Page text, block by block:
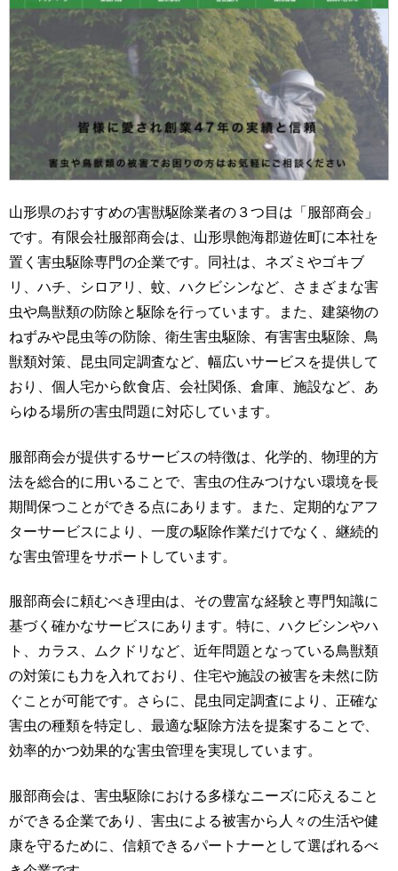
山形県のおすすめの害獣駆除業者の３つ目は「服部商会」
です。有限会社服部商会は、山形県飽海郡遊佐町に本社を
置く害虫駆除専門の企業です。同社は、ネズミやゴキブ
リ、ハチ、シロアリ、蚊、ハクビシンなど、さまざまな害
虫や鳥獣類の防除と駆除を行っています。また、建築物の
ねずみや昆虫等の防除、衛生害虫駆除、有害害虫駆除、鳥
獣類対策、昆虫同定調査など、幅広いサービスを提供して
おり、個人宅から飲食店、会社関係、倉庫、施設など、あ
らゆる場所の害虫問題に対応しています。
服部商会が提供するサービスの特徴は、化学的、物理的方
法を総合的に用いることで、害虫の住みつけない環境を長
期間保つことができる点にあります。また、定期的なアフ
ターサービスにより、一度の駆除作業だけでなく、継続的
な害虫管理をサポートしています。
服部商会に頼むべき理由は、その豊富な経験と専門知識に
基づく確かなサービスにあります。特に、ハクビシンやハ
ト、カラス、ムクドリなど、近年問題となっている鳥獣類
の対策にも力を入れており、住宅や施設の被害を未然に防
ぐことが可能です。さらに、昆虫同定調査により、正確な
害虫の種類を特定し、最適な駆除方法を提案することで、
効率的かつ効果的な害虫管理を実現しています。
服部商会は、害虫駆除における多様なニーズに応えること
ができる企業であり、害虫による被害から人々の生活や健
康を守るために、信頼できるパートナーとして選ばれるべ